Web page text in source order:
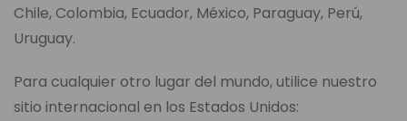
Chile, Colombia, Ecuador, México, Paraguay, Perú,
Uruguay.
Para cualquier otro lugar del mundo, utilice nuestro
sitio internacional en los Estados Unidos: